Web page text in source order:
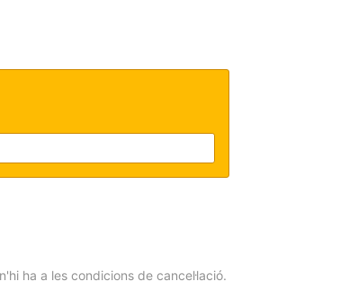
ha a les condicions de cancel·lació.